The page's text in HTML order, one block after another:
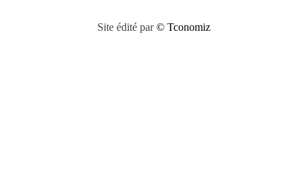
Site édité par© Tconomiz